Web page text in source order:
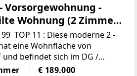
Vorsorgewohnung -
Wohnung (2 Zimmer)
1)
99 TOP 11 : Diese moderne 2 -
eine Wohnfläche von
und befindet sich im DG /
Befristet vermietet bis
€ 189.000